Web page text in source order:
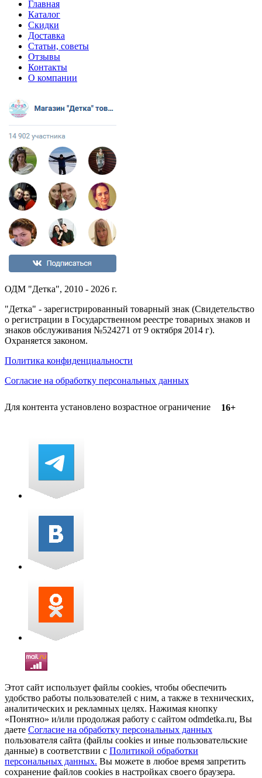
Главная
Каталог
Скидки
Доставка
Статьи, советы
Отзывы
Контакты
О компании
ОДМ "Детка", 2010 - 2026 г.
"Детка" - зарегистрированный товарный знак (Свидетельство
о регистрации в Государственном реестре товарных знаков и
знаков обслуживания №524271 от 9 октября 2014 г).
Охраняется законом.
Политика конфиденциальности
Согласие на обработку персональных данных
Для контента установлено возрастное ограничение 16+
Этот сайт использует файлы cookies, чтобы обеспечить
удобство работы пользователей с ним, а также в технических,
аналитических и рекламных целях. Нажимая кнопку
«Понятно» и/или продолжая работу с сайтом odmdetka.ru, Вы
даете Согласие на обработку персональных данных
пользователя сайта (файлы cookies и иные пользовательские
данные) в соответствии с Политикой обработки
персональных данных. Вы можете в любое время запретить
сохранение файлов cookies в настройках своего браузера.